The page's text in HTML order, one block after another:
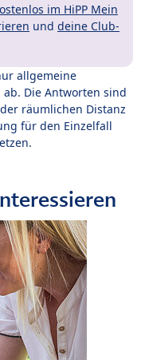
im HiPP Mein
und deine Club-
allgemeine
Die Antworten sind
räumlichen Distanz
für den Einzelfall